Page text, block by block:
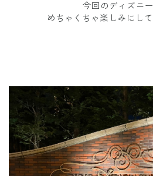
今回のディズニ
めちゃくちゃ楽しみにし